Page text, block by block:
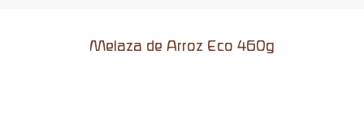
Melaza de Arroz Eco 460g